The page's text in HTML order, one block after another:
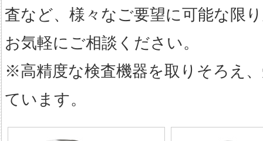
査など、様々なご要望に可能な限
お気軽にご相談ください。
※高精度な検査機器を取りそろえ
ています。